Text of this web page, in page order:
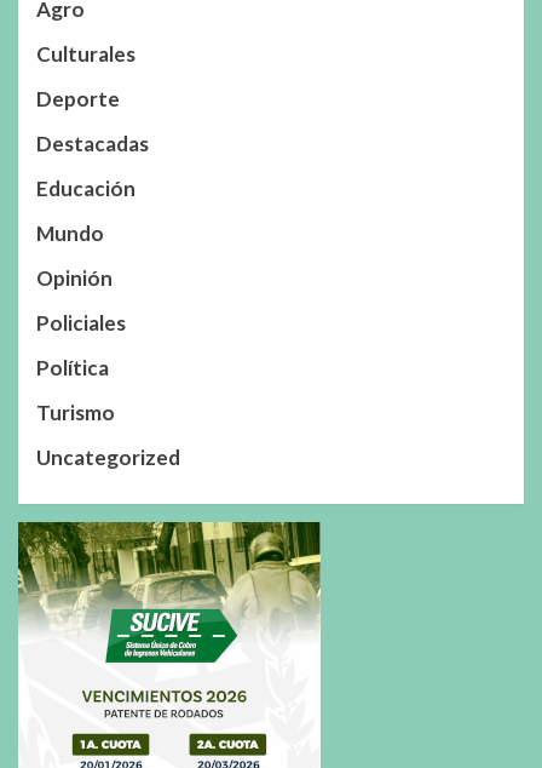
Agro
Culturales
Deporte
Destacadas
Educación
Mundo
Opinión
Policiales
Política
Turismo
Uncategorized